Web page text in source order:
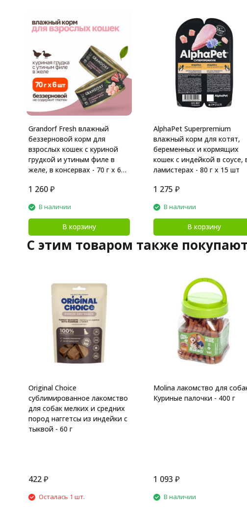
Grandorf Fresh влажный
беззерновой корм для
взрослых кошек с куриной
грудкой и утиным филе в
желе, в консервах - 70 г х 6
1 260 ₽
В наличии
В корзину
AlphaPet Superpremium
влажный корм для котят,
беременных и кормящих
кошек с индейкой в соусе,
ламистерах - 80 г х 15 шт
1 275 ₽
В наличии
В корзину
C этим товаром также покупают
Original Choice
сублимированное лакомство
для собак мелких и средних
пород наггетсы из индейки с
тыквой - 60 г
422 ₽
Осталась 1 шт.
Molina лакомство для
Куриные палочки - 400 г
1 093 ₽
В наличии